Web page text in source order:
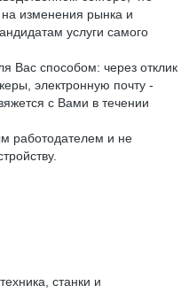
на изменения рынка и
услуги самого
Вас способом: через отклик
электронную почту -
с Вами в течении
работодателем и не
станки и